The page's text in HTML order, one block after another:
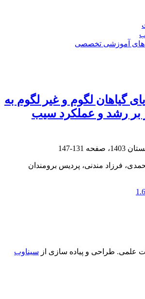
آموزشی تخصصی
گیاهان لگوم و غیر لگوم به
بر رشد و عملکرد سیب
131-147
فرزاد مندنی، پردیس برومندان
علمی. طراحی و پیاده سازی از سیناوب